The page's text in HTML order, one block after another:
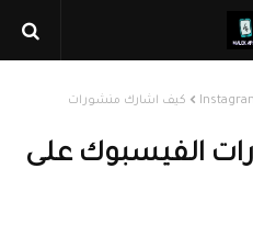
كيف اشارك منشورات
الفيسبوك على